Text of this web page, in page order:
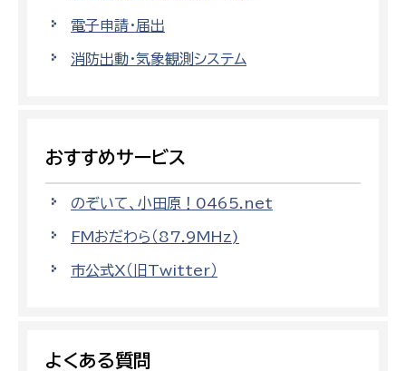
電子申請・届出
消防出動・気象観測システム
おすすめサービス
のぞいて、小田原！0465.net
FMおだわら（87.9MHz)
市公式X（旧Twitter）
よくある質問